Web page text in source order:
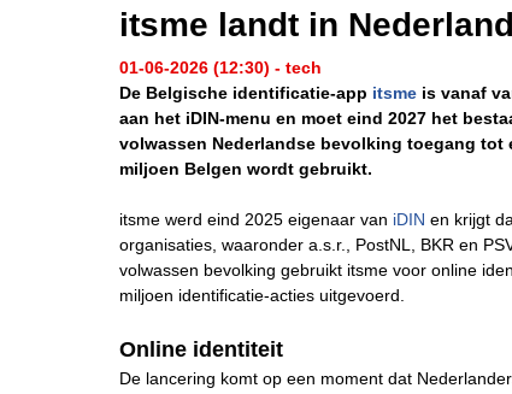
itsme landt in
01-06-2026 (12:30) - tech
De Belgische identificatie-app itsme is vanaf
aan het iDIN-menu en moet eind 2027 het
volwassen Nederlandse bevolking toegang
miljoen Belgen wordt gebruikt.
itsme werd eind 2025 eigenaar van iDIN en krijgt
organisaties, waaronder a.s.r., PostNL, BKR en
volwassen bevolking gebruikt itsme voor online
miljoen identificatie-acties uitgevoerd.
Online identiteit
De lancering komt op een moment dat